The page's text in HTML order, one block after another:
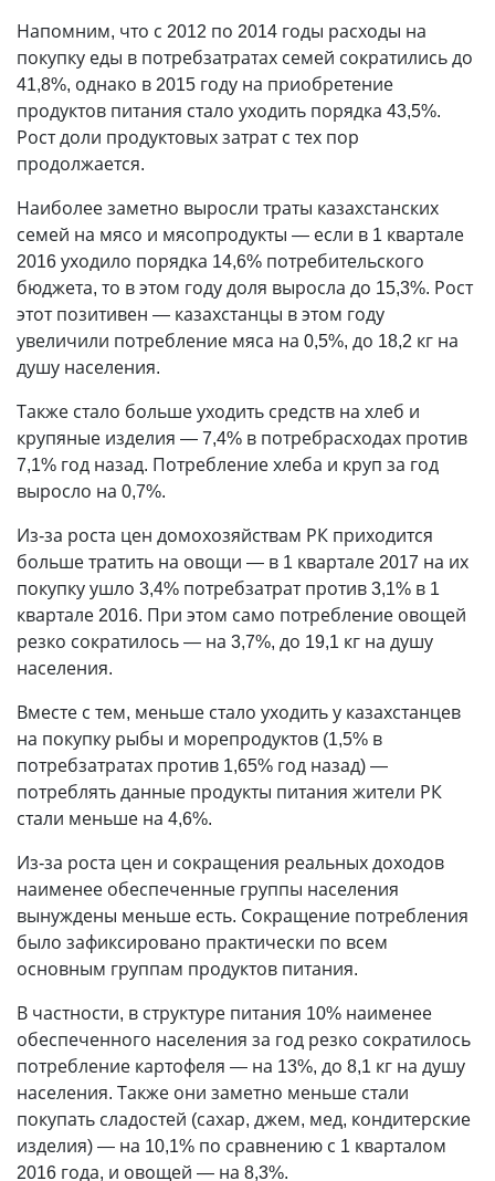
Напомним, что с 2012 по 2014 годы расходы на
покупку еды в потребзатратах семей сократились до
41,8%, однако в 2015 году на приобретение
продуктов питания стало уходить порядка 43,5%.
Рост доли продуктовых затрат с тех пор
продолжается.
Наиболее заметно выросли траты казахстанских
семей на мясо и мясопродукты — если в 1 квартале
2016 уходило порядка 14,6% потребительского
бюджета, то в этом году доля выросла до 15,3%. Рост
этот позитивен — казахстанцы в этом году
увеличили потребление мяса на 0,5%, до 18,2 кг на
душу населения.
Также стало больше уходить средств на хлеб и
крупяные изделия — 7,4% в потребрасходах против
7,1% год назад. Потребление хлеба и круп за год
выросло на 0,7%.
Из-за роста цен домохозяйствам РК приходится
больше тратить на овощи — в 1 квартале 2017 на их
покупку ушло 3,4% потребзатрат против 3,1% в 1
квартале 2016. При этом само потребление овощей
резко сократилось — на 3,7%, до 19,1 кг на душу
населения.
Вместе с тем, меньше стало уходить у казахстанцев
на покупку рыбы и морепродуктов (1,5% в
потребзатратах против 1,65% год назад) —
потреблять данные продукты питания жители РК
стали меньше на 4,6%.
Из-за роста цен и сокращения реальных доходов
наименее обеспеченные группы населения
вынуждены меньше есть. Сокращение потребления
было зафиксировано практически по всем
основным группам продуктов питания.
В частности, в структуре питания 10% наименее
обеспеченного населения за год резко сократилось
потребление картофеля — на 13%, до 8,1 кг на душу
населения. Также они заметно меньше стали
покупать сладостей (сахар, джем, мед, кондитерские
изделия) — на 10,1% по сравнению с 1 кварталом
2016 года, и овощей — на 8,3%.